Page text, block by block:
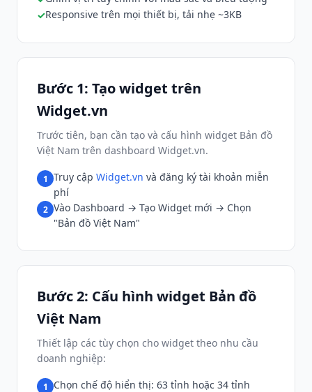
Responsive trên mọi thiết bị, tải nhẹ ~3KB
Bước 1: Tạo widget trên
Widget.vn
Trước tiên, bạn cần tạo và cấu hình widget Bản đồ
Việt Nam trên dashboard Widget.vn.
1 Truy cập Widget.vn và đăng ký tài khoản miễn
phí
2 Vào Dashboard → Tạo Widget mới → Chọn
"Bản đồ Việt Nam"
Bước 2: Cấu hình widget Bản đồ
Việt Nam
Thiết lập các tùy chọn cho widget theo nhu cầu
doanh nghiệp:
1 Chọn chế độ hiển thị: 63 tỉnh hoặc 34 tỉnh